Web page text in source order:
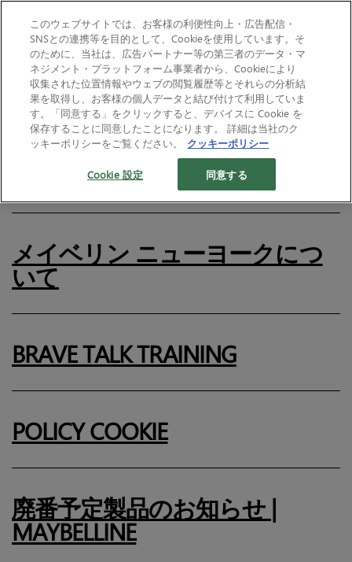
ホーム Sitemap
プライバシーポリシー改定に関
するお知らせ
メイベリン ニューヨークにつ
いて
BRAVE TALK TRAINING
POLICY COOKIE
廃番予定製品のお知らせ |
MAYBELLINE
このウェブサイトでは、お客様の利便性向上・広告配信・
SNSとの連携等を目的として、Cookieを使用しています。そ
のために、当社は、広告パートナー等の第三者のデータ・マ
ネジメント・プラットフォーム事業者から、Cookieにより
収集された位置情報やウェブの閲覧履歴等とそれらの分析結
果を取得し、お客様の個人データと結び付けて利用していま
す。「同意する」をクリックすると、デバイスに Cookie を
保存することに同意したことになります。 詳細は当社のク
ッキーポリシーをご覧ください。
クッキーポリシー
Cookie 設定 同意する